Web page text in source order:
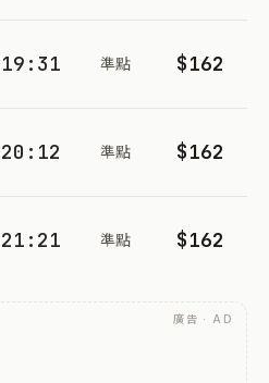
19:31 準點 $162
20:12 準點 $162
21:21 準點 $162
廣告 · AD